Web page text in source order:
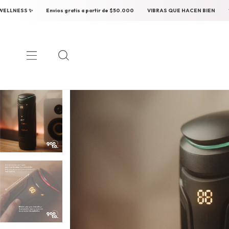
$50.000 VIBRAS QUE HACEN BIEN ✨ SEXUAL WELLNESS ✨ Envios